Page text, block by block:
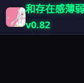
和存在感薄
v0.82